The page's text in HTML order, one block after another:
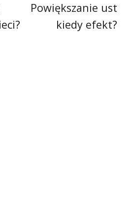
Powiększanie ust
kiedy efekt?